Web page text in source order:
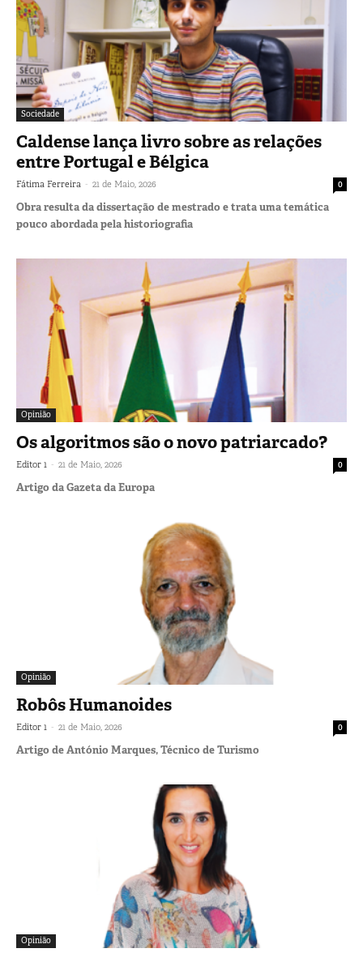
Sociedade
Caldense lança livro sobre as relações
entre Portugal e Bélgica
Fátima Ferreira - 21 de Maio, 2026 0
Obra resulta da dissertação de mestrado e trata uma temática
pouco abordada pela historiografia
Opinião
Os algoritmos são o novo patriarcado?
Editor 1 - 21 de Maio, 2026 0
Artigo da Gazeta da Europa
Opinião
Robôs Humanoides
Editor 1 - 21 de Maio, 2026 0
Artigo de António Marques, Técnico de Turismo
Opinião